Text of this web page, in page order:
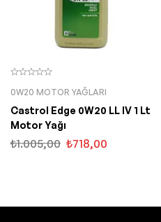
0W20 MOTOR YAĞLARI
Castrol Edge 0W20 LL IV 1 Lt
Motor Yağı
₺1.005,00 ₺718,00